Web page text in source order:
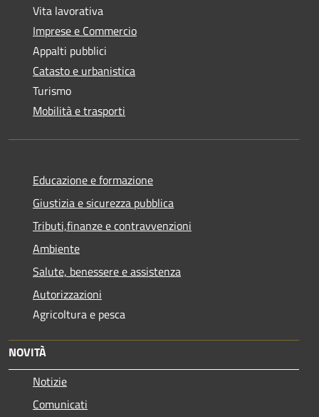
Vita lavorativa
Imprese e Commercio
Appalti pubblici
Catasto e urbanistica
Turismo
Mobilità e trasporti
Educazione e formazione
Giustizia e sicurezza pubblica
Tributi,finanze e contravvenzioni
Ambiente
Salute, benessere e assistenza
Autorizzazioni
Agricoltura e pesca
NOVITÀ
Notizie
Comunicati